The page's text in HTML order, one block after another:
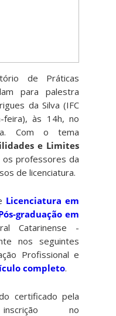
de Práticas
para palestra
da Silva (IFC
feira), às 14h, no
Com o tema
e Limites
professores da
de licenciatura.
Licenciatura em
graduação em
Catarinense -
nos seguintes
Profissional e
completo.
certificado pela
no